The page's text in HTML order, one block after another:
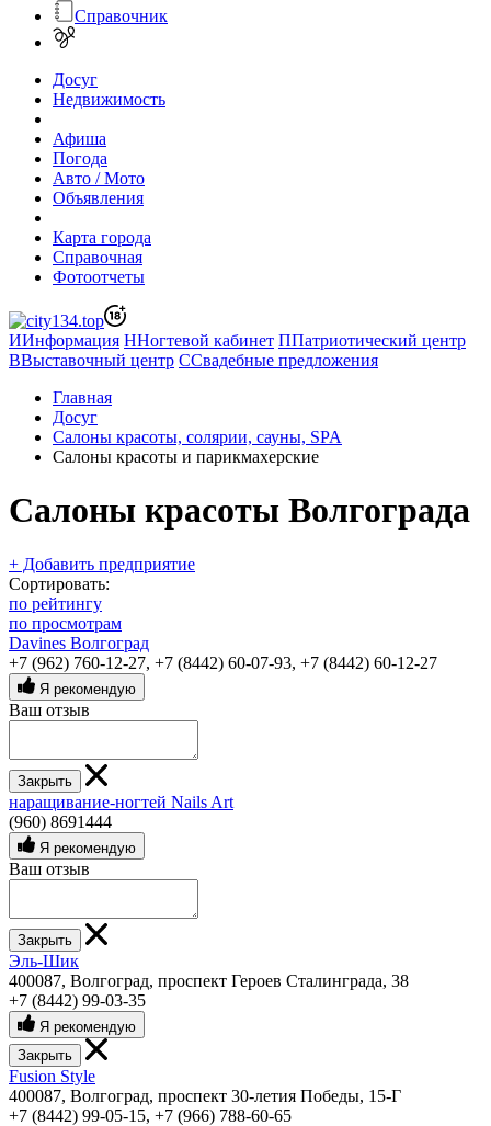
Справочник
Досуг
Недвижимость
Афиша
Погода
Авто / Мото
Объявления
Карта города
Справочная
Фотоотчеты
ИИнформация ННогтевой кабинет ППатриотический центр
ВВыставочный центр ССвадебные предложения
Главная
Досуг
Салоны красоты, солярии, сауны, SPA
Салоны красоты и парикмахерские
Салоны красоты Волгограда
+ Добавить предприятие
Сортировать:
по рейтингу
по просмотрам
Davines Волгоград
+7 (962) 760-12-27, +7 (8442) 60-07-93, +7 (8442) 60-12-27
Я рекомендую
Ваш отзыв
Закрыть
наращивание-ногтей Nails Art
(960) 8691444
Я рекомендую
Ваш отзыв
Закрыть
Эль-Шик
400087, Волгоград, проспект Героев Сталинграда, 38
+7 (8442) 99-03-35
Я рекомендую
Закрыть
Fusion Style
400087, Волгоград, проспект 30-летия Победы, 15-Г
+7 (8442) 99-05-15, +7 (966) 788-60-65